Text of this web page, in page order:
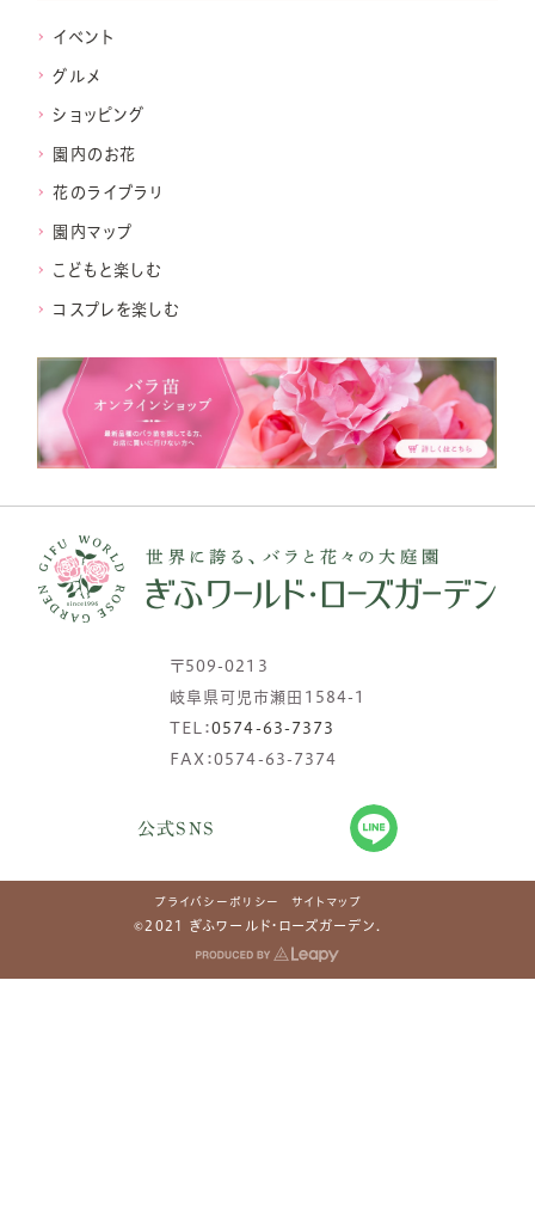
イベント
グルメ
ショッピング
園内のお花
花のライブラリ
園内マップ
こどもと楽しむ
コスプレを楽しむ
〒509-0213
岐阜県可児市瀬田1584-1
TEL：0574-63-7373
FAX：0574-63-7374
公式SNS
プライバシーポリシー サイトマップ
©2021 ぎふワールド・ローズガーデン.